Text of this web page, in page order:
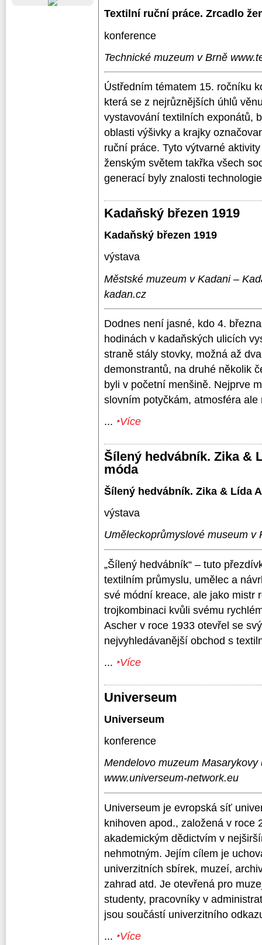
Textilní ruční práce. Zrcadlo
konference
Technické muzeum v Brně
Ústředním tématem 15. ročníku
která se z nejrůznějších úhlů
vystavování textilních exponátů,
oblasti výšivky a krajky
ruční práce. Tyto výtvarné
ženským světem takřka všech
generací byly znalosti
Kadaňský březen 1919
Kadaňský březen 1919
výstava
Městské muzeum v Kadani –
kadan.cz
Dodnes není jasné, kdo 4.
hodinách v kadaňských ulicích
straně stály stovky, možná až
demonstrantů, na druhé několik
byli v početní menšině. Nejprve
slovním potyčkám, atmosféra ale
... ‣Více
Šílený hedvábník. Zika &
móda
Šílený hedvábník. Zika & Lída
výstava
Uměleckoprůmyslové museum v
„Šílený hedvábník“ – tuto
textilním průmyslu, umělec a
své módní kreace, ale jako mistr
trojkombinaci kvůli svému
Ascher v roce 1933 otevřel se
nejvyhledávanější obchod s
... ‣Více
Universeum
Universeum
konference
Mendelovo muzeum Masarykovy
www.universeum-network.eu
Universeum je evropská síť
knihoven apod., založená v roce
akademickým dědictvím v
nehmotným. Jejím cílem je
univerzitních sbírek, muzeí,
zahrad atd. Je otevřená pro
studenty, pracovníky v
jsou součástí univerzitního
... ‣Více